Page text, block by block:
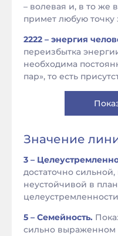
– волевая и, в то же
примет любую точку
2222 – энергия
переизбытка
необходима
пар», то есть
Значение
3 –
достаточно
неустойчивой в
5 – Семейность.
сильно выраженном